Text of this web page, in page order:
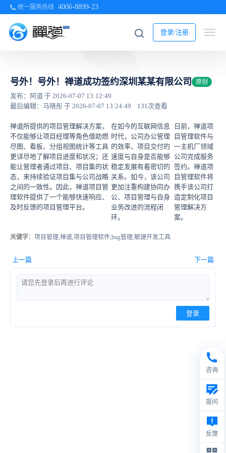
统一服务热线 4006-8899-23
登录/注册
号外！号外！禅道成功签约深圳某某有限公司 原创
发布：阿道 于 2026-07-07 13:12:49
最后编辑：马晓彤 于 2026-07-07 13:24:49
131次查看
日前，禅道项
目管理软件与
一主机厂领域
公司完成服务
签约。禅道项
目管理软件将
携手该公司打
造定制化项目
管理解决方
案。
在如今的互联网信息
时代，公司办公管理
的效率、项目交付的
速度与自身是否能够
稳定发展有着密切的
关系。如今，该公司
更加注重构建协同办
公、项目管理与自身
业务改进的流程闭
环。
禅道所提供的项目管理解决方案，
不仅能够让项目经理等角色借助燃
尽图、看板、分组视图统计等工具
更详尽地了解项目进度和状况；还
能让管理者通过项目、项目集的状
态，来持续验证项目集与公司战略
之间的一致性。因此，禅道项目管
理软件提供了一个能够快速响应、
及时反馈的项目管理平台。
关键字：项目管理,禅道,项目管理软件,bug管理,敏捷开发工具
上一篇 下一篇
登录
咨询
提问
反馈